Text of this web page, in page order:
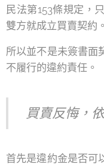
民法第153條規定，
雙方就成立買賣契約。
所以並不是未簽書面
不履行的違約責任。
買賣反悔，
首先是違約金是否可